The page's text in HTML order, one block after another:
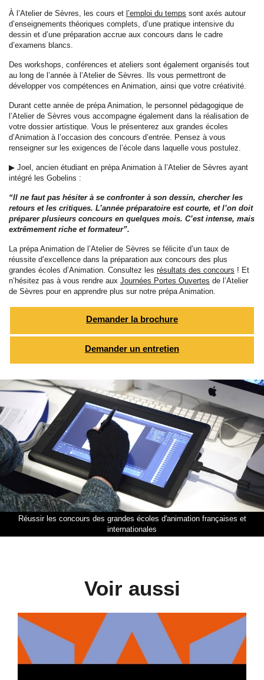
À l’Atelier de Sèvres, les cours et l’emploi du temps sont axés autour
d’enseignements théoriques complets, d’une pratique intensive du
dessin et d’une préparation accrue aux concours dans le cadre
d’examens blancs.
Des workshops, conférences et ateliers sont également organisés tout
au long de l’année à l’Atelier de Sèvres. Ils vous permettront de
développer vos compétences en Animation, ainsi que votre créativité.
Durant cette année de prépa Animation, le personnel pédagogique de
l’Atelier de Sèvres vous accompagne également dans la réalisation de
votre dossier artistique. Vous le présenterez aux grandes écoles
d’Animation à l’occasion des concours d’entrée. Pensez à vous
renseigner sur les exigences de l’école dans laquelle vous postulez.
▶ Joel, ancien étudiant en prépa Animation à l’Atelier de Sèvres ayant
intégré les Gobelins :
“Il ne faut pas hésiter à se confronter à son dessin, chercher les
retours et les critiques. L’année préparatoire est courte, et l’on doit
préparer plusieurs concours en quelques mois. C’est intense, mais
extrêmement riche et formateur”.
La prépa Animation de l’Atelier de Sèvres se félicite d’un taux de
réussite d’excellence dans la préparation aux concours des plus
grandes écoles d’Animation. Consultez les résultats des concours ! Et
n’hésitez pas à vous rendre aux Journées Portes Ouvertes de l’Atelier
de Sèvres pour en apprendre plus sur notre prépa Animation.
Demander la brochure
Demander un entretien
Réussir les concours des grandes écoles d'animation françaises et
internationales
Voir aussi